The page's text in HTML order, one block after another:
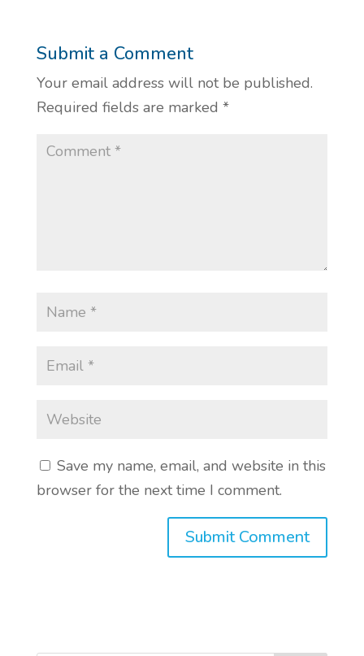
Submit a Comment
Your email address will not be published.
Required fields are marked *
Save my name, email, and website in this
browser for the next time I comment.